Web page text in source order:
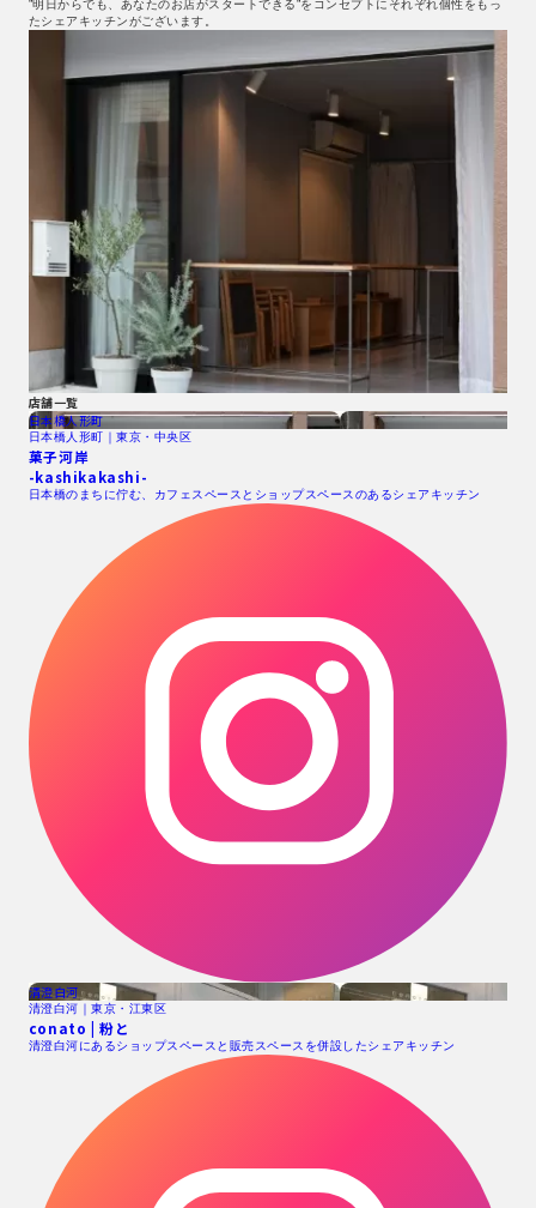
”明日からでも、あなたのお店がスタートできる”をコンセプトにそれぞれ個性をもっ
たシェアキッチンがございます。
店舗一覧
日本橋人形町
日本橋人形町｜東京・中央区
菓子河岸
-kashikakashi-
日本橋のまちに佇む、カフェスペースとショップスペースのあるシェアキッチン
清澄白河
清澄白河｜東京・江東区
conato | 粉と
清澄白河にあるショップスペースと販売スペースを併設したシェアキッチン